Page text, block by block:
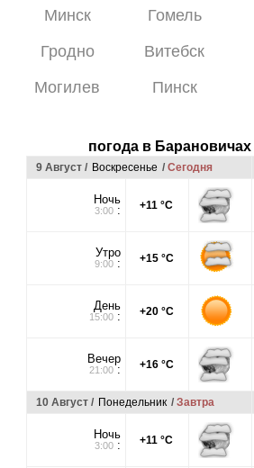
Минск Гомель
Гродно
Витебск
Могилев
Пинск
погода в Барановичах
9 Август / Воскресенье / Сегодня
Ночь
3:00: +11 °C
Утро
9:00: +15 °C
День
15:00: +20 °C
Вечер
21:00: +16 °C
10 Август / Понедельник / Завтра
Ночь
3:00: +11 °C